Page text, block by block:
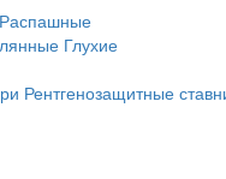
Распашные
Глухие
Рентгенозащитные